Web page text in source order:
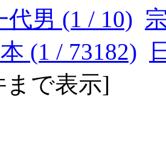
代男 (1 / 10)
(1 / 73182)
まで表示]